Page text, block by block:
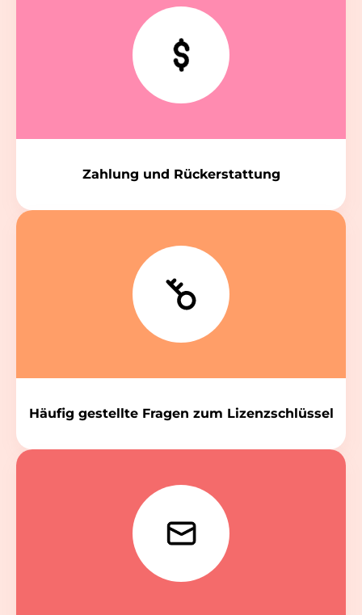
Zahlung und Rückerstattung
Häufig gestellte Fragen zum Lizenzschlüssel